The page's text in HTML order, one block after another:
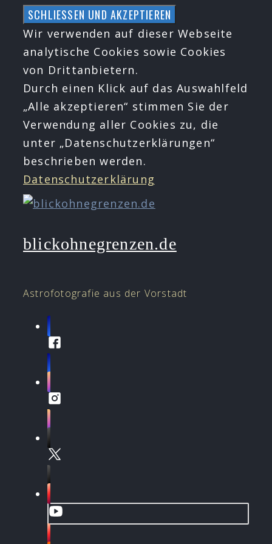
Zum
Inhalt
springen
Wir verwenden auf dieser Webseite
analytische Cookies sowie Cookies
von Drittanbietern.
Durch einen Klick auf das Auswahlfeld
„Alle akzeptieren“ stimmen Sie der
Verwendung aller Cookies zu, die
unter „Datenschutzerklärungen“
beschrieben werden.
Datenschutzerklärung
blickohnegrenzen.de
Astrofotografie aus der Vorstadt